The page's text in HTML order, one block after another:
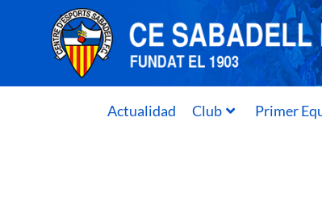
Actualidad Club Primer